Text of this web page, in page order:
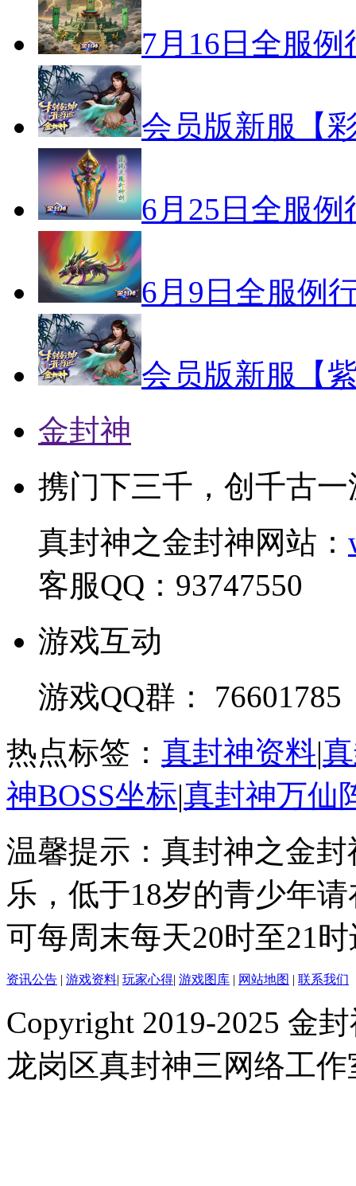
7月16日全服
会员版新服【
6月25日全服
6月9日全服例
会员版新服【
金封神
携门下三千，创千古一
真封神之金封神网站：
客服QQ：93747550
游戏互动
游戏QQ群： 76601785
热点标签： 真封神资料|
神BOSS坐标|真封神万仙
温馨提示：真封神之金
乐，低于18岁的青少年
可每周末每天20时至21
资讯公告 | 游戏资料| 玩家心得| 游戏图库 | 网站地图 | 联系我们
Copyright 2019-2025 金
龙岗区真封神三网络工